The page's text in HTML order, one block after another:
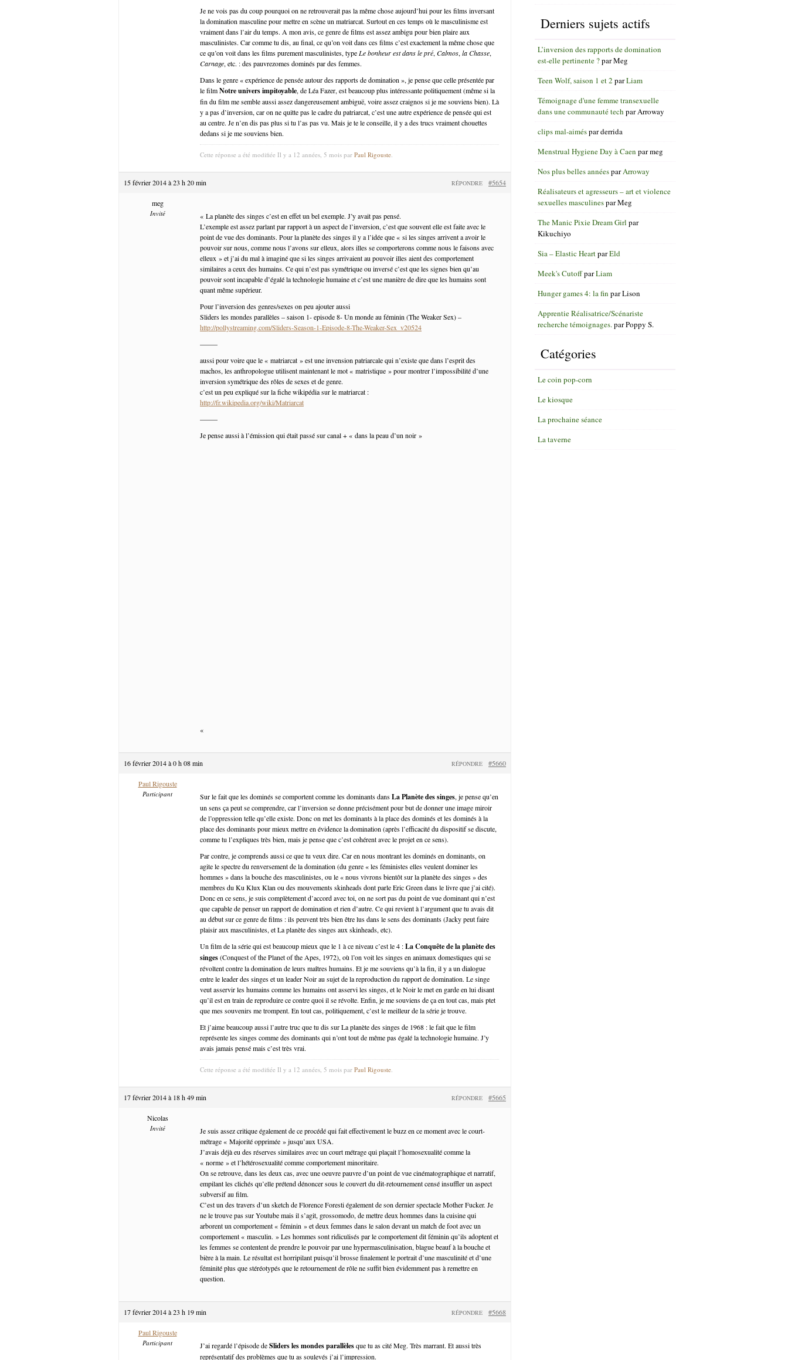
Je ne vois pas du coup pourquoi on ne retrouverait pas la même chose aujourd’hui pour les films inversant
la domination masculine pour mettre en scène un matriarcat. Surtout en ces temps où le masculinisme est
vraiment dans l’air du temps. A mon avis, ce genre de films est assez ambigu pour bien plaire aux
masculinistes. Car comme tu dis, au final, ce qu’on voit dans ces films c’est exactement la même chose que
ce qu’on voit dans les films purement masculinistes, type Le bonheur est dans le pré, Calmos, la Chasse,
Carnage, etc. : des pauvrezomes dominés par des femmes.
Dans le genre « expérience de pensée autour des rapports de domination », je pense que celle présentée par
le filmNotre univers impitoyable, de Léa Fazer, est beaucoup plus intéressante politiquement (même si la
fin du film me semble aussi assez dangereusement ambiguë, voire assez craignos si je me souviens bien). Là
y a pas d’inversion, car on ne quitte pas le cadre du patriarcat, c’est une autre expérience de pensée qui est
au centre. Je n’en dis pas plus si tu l’as pas vu. Mais je te le conseille, il y a des trucs vraiment chouettes
dedans si je me souviens bien.
Cette réponse a été modifiée Il y a 12 années, 5 mois par Paul Rigouste
15 février 2014 à 23 h 20 min #5654
RÉPONDRE
meg
Invité
« La planète des singes c’est en effet un bel exemple. J’y avait pas pensé.
L’exemple est assez parlant par rapport à un aspect de l’inversion, c’est que souvent elle est faite avec le
point de vue des dominants. Pour la planète des singes il y a l’idée que « si les singes arrivent a avoir le
pouvoir sur nous, comme nous l’avons sur elleux, alors illes se comporterons comme nous le faisons avec
elleux » et j’ai du mal à imaginé que si les singes arrivaient au pouvoir illes aient des comportement
similaires a ceux des humains. Ce qui n’est pas symétrique ou inversé c’est que les signes bien qu’au
pouvoir sont incapable d’égalé la technologie humaine et c’est une manière de dire que les humains sont
quant même supérieur.
Pour l’inversion des genres/sexes on peu ajouter aussi
Sliders les mondes parallèles – saison 1- episode 8- Un monde au féminin (The Weaker Sex) –
http://pollystreaming.com/Sliders-Season-1-Episode-8-The-Weaker-Sex_v20524
——–
aussi pour voire que le « matriarcat » est une invension patriarcale qui n’existe que dans l’esprit des
machos, les anthropologue utilisent maintenant le mot « matristique » pour montrer l’impossibilité d’une
inversion symétrique des rôles de sexes et de genre.
c’est un peu expliqué sur la fiche wikipédia sur le matriarcat :
http://fr.wikipedia.org/wiki/Matriarcat
——–
Je pense aussi à l’émission qui était passé sur canal + « dans la peau d’un noir »
«
16 février 2014 à 0 h 08 min #5660
RÉPONDRE
Paul Rigouste
Participant Sur le fait que les dominés se comportent comme les dominants dansLa Planète des singes, je pense qu’en
un sens ça peut se comprendre, car l’inversion se donne précisément pour but de donner une image miroir
de l’oppression telle qu’elle existe. Donc on met les dominants à la place des dominés et les dominés à la
place des dominants pour mieux mettre en évidence la domination (après l’efficacité du dispositif se discute,
comme tu l’expliques très bien, mais je pense que c’est cohérent avec le projet en ce sens).
Par contre, je comprends aussi ce que tu veux dire. Car en nous montrant les dominés en dominants, on
agite le spectre du renversement de la domination (du genre « les féministes elles veulent dominer les
hommes » dans la bouche des masculinistes, ou le « nous vivrons bientôt sur la planète des singes » des
membres du Ku Klux Klan ou des mouvements skinheads dont parle Eric Green dans le livre que j’ai cité).
Donc en ce sens, je suis complètement d’accord avec toi, on ne sort pas du point de vue dominant qui n’est
que capable de penser un rapport de domination et rien d’autre. Ce qui revient à l’argument que tu avais dit
au début sur ce genre de films : ils peuvent très bien être lus dans le sens des dominants (Jacky peut faire
plaisir aux masculinistes, et La planète des singes aux skinheads, etc).
Un film de la série qui est beaucoup mieux que le 1 à ce niveau c’est le 4 :La Conquête de la planète des
singes(Conquest of the Planet of the Apes, 1972), où l’on voit les singes en animaux domestiques qui se
révoltent contre la domination de leurs maîtres humains. Et je me souviens qu’à la fin, il y a un dialogue
entre le leader des singes et un leader Noir au sujet de la reproduction du rapport de domination. Le singe
veut asservir les humains comme les humains ont asservi les singes, et le Noir le met en garde en lui disant
qu’il est en train de reproduire ce contre quoi il se révolte. Enfin, je me souviens de ça en tout cas, mais ptet
que mes souvenirs me trompent. En tout cas, politiquement, c’est le meilleur de la série je trouve.
Et j’aime beaucoup aussi l’autre truc que tu dis sur La planète des singes de 1968 : le fait que le film
représente les singes comme des dominants qui n’ont tout de même pas égalé la technologie humaine. J’y
avais jamais pensé mais c’est très vrai.
Cette réponse a été modifiée Il y a 12 années, 5 mois par Paul Rigouste
17 février 2014 à 18 h 49 min #5665
RÉPONDRE
Nicolas
Invité
Je suis assez critique également de ce procédé qui fait effectivement le buzz en ce moment avec le court-
métrage « Majorité opprimée » jusqu’aux USA.
J’avais déjà eu des réserves similaires avec un court métrage qui plaçait l’homosexualité comme la
« norme » et l’hétérosexualité comme comportement minoritaire.
On se retrouve, dans les deux cas, avec une oeuvre pauvre d’un point de vue cinématographique et narratif,
empilant les clichés qu’elle prétend dénoncer sous le couvert du dit-retournement censé insuffler un aspect
subversif au film.
C’est un des travers d’un sketch de Florence Foresti également de son dernier spectacle Mother Fucker. Je
ne le trouve pas sur Youtube mais il s’agit, grossomodo, de mettre deux hommes dans la cuisine qui
arborent un comportement « féminin » et deux femmes dans le salon devant un match de foot avec un
comportement « masculin. » Les hommes sont ridiculisés par le comportement dit féminin qu’ils adoptent et
les femmes se contentent de prendre le pouvoir par une hypermasculinisation, blague beauf à la bouche et
bière à la main. Le résultat est horripilant puisqu’il brosse finalement le portrait d’une masculinité et d’une
féminité plus que stéréotypés que le retournement de rôle ne suffit bien évidemment pas à remettre en
question.
17 février 2014 à 23 h 19 min #5668
RÉPONDRE
Paul Rigouste
Participant J’ai regardé l’épisode deSliders les mondes parallèlesque tu as cité Meg. Très marrant. Et aussi très
représentatif des problèmes que tu as soulevés j’ai l’impression.
Derniers sujets actifs
L’inversion des rapports de domination
est-elle pertinente ?parMeg
Teen Wolf, saison 1 et 2 parLiam
Témoignage d'une femme transexuelle
dans une communauté tech parArroway
clips mal-aimésparderrida
Menstrual Hygiene Day à Caen parmeg
Nos plus belles annéesparArroway
Réalisateurs et agresseurs – art et violence
sexuelles masculinesparMeg
The Manic Pixie Dream Girl par
Kikuchiyo
Sia – Elastic HeartparEld
Meek's CutoffparLiam
Hunger games 4: la fin parLison
Apprentie Réalisatrice/Scénariste
recherche témoignages. parPoppy S.
Catégories
Le coin pop-corn
Le kiosque
La prochaine séance
La taverne